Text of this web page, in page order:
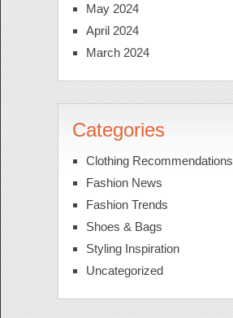
May 2024
April 2024
March 2024
Categories
Clothing Recommendations
Fashion News
Fashion Trends
Shoes & Bags
Styling Inspiration
Uncategorized